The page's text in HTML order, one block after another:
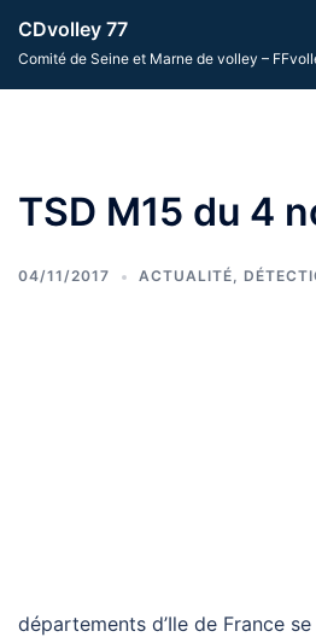
CDvolley 77
Comité de Seine et Marne de volley –
TSD M15 du 4
04/11/2017 ACTUALITÉ,
départements d’Ile de France